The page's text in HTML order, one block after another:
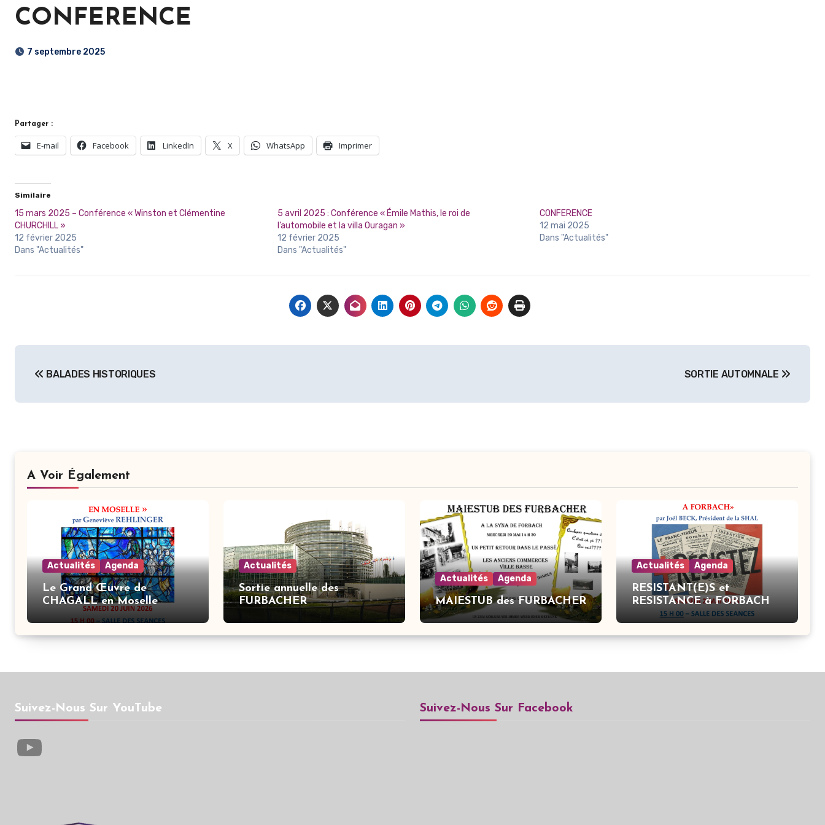
CONFERENCE
7 septembre 2025
Partager :
E-mail Facebook LinkedIn X WhatsApp Imprimer
Similaire
15 mars 2025 – Conférence « Winston et Clémentine
CHURCHILL »
12 février 2025
Dans "Actualités"
5 avril 2025 : Conférence « Émile Mathis, le roi de
l’automobile et la villa Ouragan »
12 février 2025
Dans "Actualités"
CONFERENCE
12 mai 2025
Dans "Actualités"
de
l’article
BALADES HISTORIQUES SORTIE AUTOMNALE
A Voir Également
Actualités Agenda
Le Grand Œuvre de
CHAGALL en Moselle
Actualités
Sortie annuelle des
FURBACHER
Actualités Agenda
MAIESTUB des FURBACHER
Actualités Agenda
RESISTANT(E)S et
RESISTANCE à FORBACH
Suivez-Nous Sur YouTube
YouTube
Suivez-Nous Sur Facebook